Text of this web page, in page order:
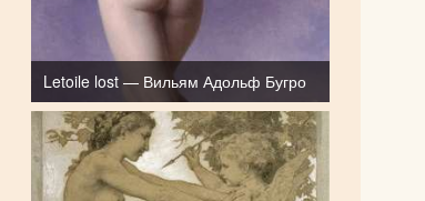
Letoile lost — Вильям Адольф Бугро